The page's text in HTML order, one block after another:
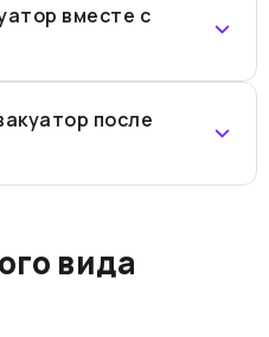
вместе с
после
вида